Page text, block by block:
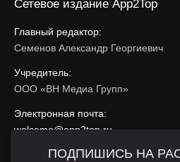
Сетевое издание App2Top
Главный редактор:
Семенов Александр Георгиевич
Учредитель:
ООО «ВН Медиа Групп»
Электронная почта:
welcome@app2top.ru
ПОДПИШИСЬ НА